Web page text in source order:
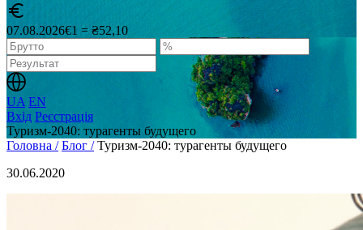
07.08.2026€1 = ₴52,10
UA EN
Вхід Реєстрація
Туризм-2040: турагенты будущего
Головна / Блог / Туризм-2040: турагенты будущего
30.06.2020